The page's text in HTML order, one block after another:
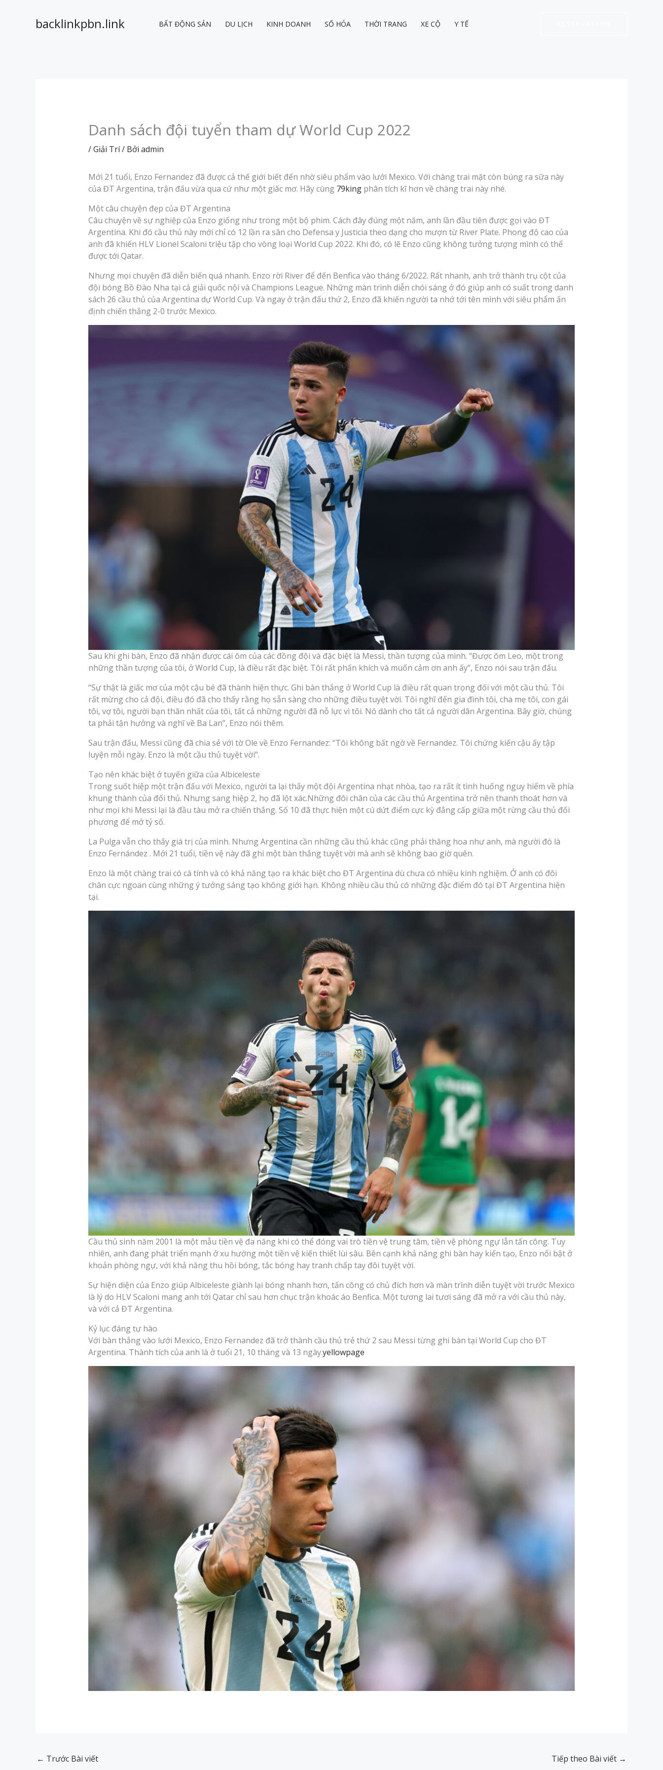
backlinkpbn.link BẤT ĐỘNG SẢN DU LỊCH KINH DOANH SỐ HÓA THỜI TRANG XE CỘ Y TẾ
Danh sách đội tuyển tham dự World Cup 2022
/Giải Trí/ Bởi admin
Mới 21 tuổi, Enzo Fernandez đã được cả thế giới biết đến nhờ siêu phẩm vào lưới Mexico. Với chàng trai mặt còn búng ra sữa này
của ĐT Argentina, trận đấu vừa qua cứ như một giấc mơ. Hãy cùng 79kingphân tích kĩ hơn về chàng trai này nhé.
Một câu chuyện đẹp của ĐT Argentina
Câu chuyện về sự nghiệp của Enzo giống như trong một bộ phim. Cách đây đúng một năm, anh lần đầu tiên được gọi vào ĐT
Argentina. Khi đó cầu thủ này mới chỉ có 12 lần ra sân cho Defensa y Justicia theo dạng cho mượn từ River Plate. Phong độ cao của
anh đã khiến HLV Lionel Scaloni triệu tập cho vòng loại World Cup 2022. Khi đó, có lẽ Enzo cũng không tưởng tượng mình có thể
được tới Qatar.
Nhưng mọi chuyện đã diễn biến quá nhanh. Enzo rời River để đến Benfica vào tháng 6/2022. Rất nhanh, anh trở thành trụ cột của
đội bóng Bồ Đào Nha tại cả giải quốc nội và Champions League. Những màn trình diễn chói sáng ở đó giúp anh có suất trong danh
sách 26 cầu thủ của Argentina dự World Cup. Và ngay ở trận đấu thứ 2, Enzo đã khiến người ta nhớ tới tên mình với siêu phẩm ấn
định chiến thắng 2-0 trước Mexico.
Sau khi ghi bàn, Enzo đã nhận được cái ôm của các đồng đội và đặc biệt là Messi, thần tượng của mình. “Được ôm Leo, một trong
những thần tượng của tôi, ở World Cup, là điều rất đặc biệt. Tôi rất phấn khích và muốn cảm ơn anh ấy”, Enzo nói sau trận đấu.
“Sự thật là giấc mơ của một cậu bé đã thành hiện thực. Ghi bàn thắng ở World Cup là điều rất quan trọng đối với một cầu thủ. Tôi
rất mừng cho cả đội, điều đó đã cho thấy rằng họ sẵn sàng cho những điều tuyệt vời. Tôi nghĩ đến gia đình tôi, cha mẹ tôi, con gái
tôi, vợ tôi, người bạn thân nhất của tôi, tất cả những người đã nỗ lực vì tôi. Nó dành cho tất cả người dân Argentina. Bây giờ, chúng
ta phải tận hưởng và nghĩ về Ba Lan”, Enzo nói thêm.
Sau trận đấu, Messi cũng đã chia sẻ với tờ Ole về Enzo Fernandez: “Tôi không bất ngờ về Fernandez. Tôi chứng kiến cậu ấy tập
luyện mỗi ngày. Enzo là một cầu thủ tuyệt vời”.
Tạo nên khác biệt ở tuyến giữa của Albiceleste
Trong suốt hiệp một trận đấu với Mexico, người ta lại thấy một đội Argentina nhạt nhòa, tạo ra rất ít tình huống nguy hiểm về phía
khung thành của đối thủ. Nhưng sang hiệp 2, họ đã lột xác.Những đôi chân của các cầu thủ Argentina trở nên thanh thoát hơn và
như mọi khi Messi lại là đầu tàu mở ra chiến thắng. Số 10 đã thực hiện một cú dứt điểm cực kỳ đẳng cấp giữa một rừng cầu thủ đối
phương để mở tỷ số.
La Pulga vẫn cho thấy giá trị của mình. Nhưng Argentina cần những cầu thủ khác cũng phải thăng hoa như anh, mà người đó là
Enzo Fernández . Mới 21 tuổi, tiền vệ này đã ghi một bàn thắng tuyệt vời mà anh sẽ không bao giờ quên.
Enzo là một chàng trai có cá tính và có khả năng tạo ra khác biệt cho ĐT Argentina dù chưa có nhiều kinh nghiệm. Ở anh có đôi
chân cực ngoan cùng những ý tưởng sáng tạo không giới hạn. Không nhiều cầu thủ có những đặc điểm đó tại ĐT Argentina hiện
tại.
Cầu thủ sinh năm 2001 là một mẫu tiền vệ đa năng khi có thể đóng vai trò tiền vệ trung tâm, tiền vệ phòng ngự lẫn tấn công. Tuy
nhiên, anh đang phát triển mạnh ở xu hướng một tiền vệ kiến thiết lùi sâu. Bên cạnh khả năng ghi bàn hay kiến tạo, Enzo nổi bật ở
khoản phòng ngự, với khả năng thu hồi bóng, tắc bóng hay tranh chấp tay đôi tuyệt vời.
Sự hiện diện của Enzo giúp Albiceleste giành lại bóng nhanh hơn, tấn công có chủ đích hơn và màn trình diễn tuyệt vời trước Mexico
là lý do HLV Scaloni mang anh tới Qatar chỉ sau hơn chục trận khoác áo Benfica. Một tương lai tươi sáng đã mở ra với cầu thủ này,
và với cả ĐT Argentina.
Kỷ lục đáng tự hào
Với bàn thắng vào lưới Mexico, Enzo Fernandez đã trở thành cầu thủ trẻ thứ 2 sau Messi từng ghi bàn tại World Cup cho ĐT
Argentina. Thành tích của anh là ở tuổi 21, 10 tháng và 13 ngày.yellowpage
← Trước Bài viết Tiếp theo Bài viết →